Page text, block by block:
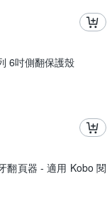
6吋側翻保護殼
翻頁器 - 適用 Kobo 閱